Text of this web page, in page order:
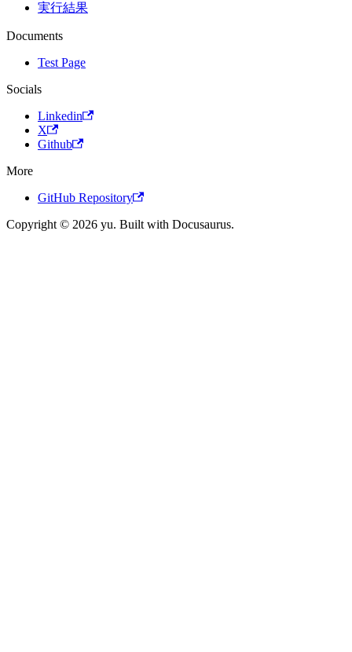
実行結果
Documents
Test Page
Socials
Linkedin
X
Github
More
GitHub Repository
Copyright © 2026 yu. Built with Docusaurus.